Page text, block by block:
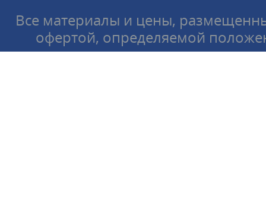
Все материалы и цены,
офертой, определяемой